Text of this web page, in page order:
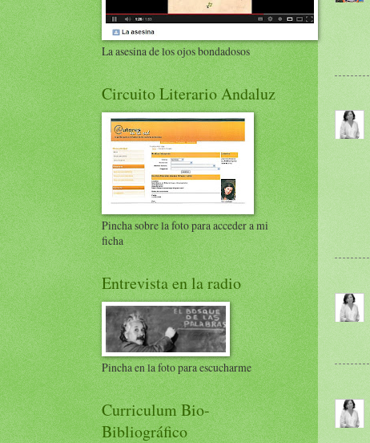
La asesina de los ojos bondadosos
Circuito Literario Andaluz
Pincha sobre la foto para acceder a mi
ficha
Entrevista en la radio
Pincha en la foto para escucharme
Curriculum Bio-
Bibliográfico